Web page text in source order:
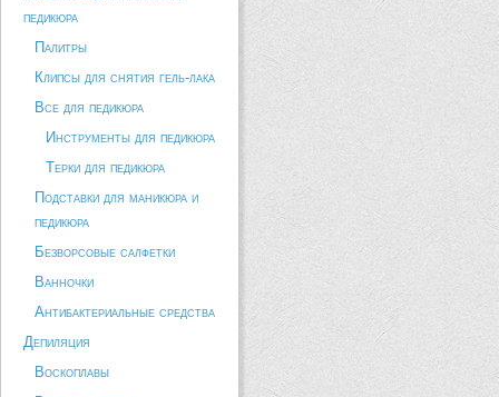
педикюра
Палитры
Клипсы для снятия гель-лака
Все для педикюра
Инструменты для педикюра
Терки для педикюра
Подставки для маникюра и
педикюра
Безворсовые салфетки
Ванночки
Антибактериальные средства
Депиляция
Воскоплавы